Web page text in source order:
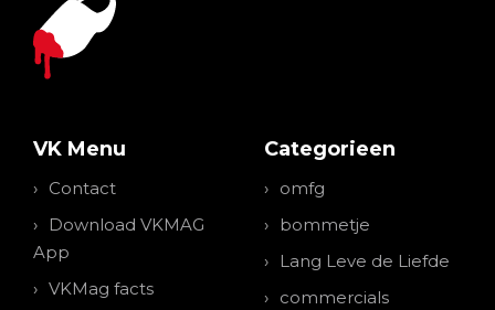
VK Menu
Contact
Download VKMAG
App
VKMag facts
Categorieen
omfg
bommetje
Lang Leve de Liefde
commercials